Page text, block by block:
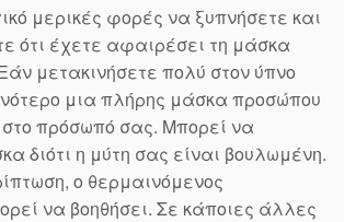
μερικές φορές να ξυπνήσετε και
ότι έχετε αφαιρέσει τη μάσκα
μετακινήσετε πολύ στον ύπνο
μια πλήρης μάσκα προσώπου
πρόσωπό σας. Μπορεί να
διότι η μύτη σας είναι βουλωμένη.
ο θερμαινόμενος
να βοηθήσει. Σε κάποιες άλλες